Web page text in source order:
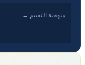
منهجية التقييم ←